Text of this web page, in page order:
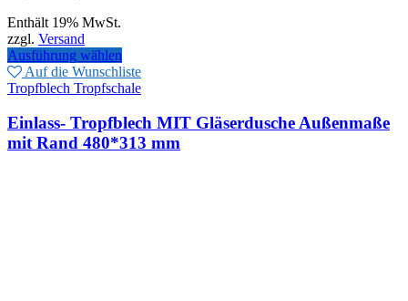
Enthält 19% MwSt.
zzgl. Versand
Ausführung wählen
Auf die Wunschliste
Tropfblech Tropfschale
Einlass- Tropfblech MIT Gläserdusche Außenmaße
mit Rand 480*313 mm